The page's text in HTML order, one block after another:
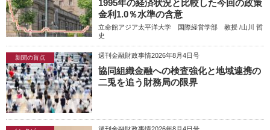
1995年の経済状況と比較した今回の政策
金利1.0％水準の含意
立命館アジア太平洋大学 国際経営学部 教授 /山川 哲
史
新聞の盲点 週刊金融財政事情2026年8月4日号
協同組織金融への検査強化と地域連携の
二兎を追う財務局の限界